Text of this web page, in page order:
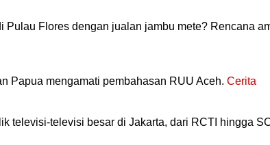
Flores dengan jualan jambu mete? Rencana
Papua mengamati pembahasan RUU Aceh. Cerita
televisi-televisi besar di Jakarta, dari RCTI hingga